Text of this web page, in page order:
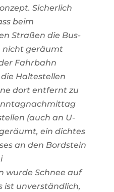
Sicherlich
beim
Straßen die Bus-
nicht geräumt
Fahrbahn
Haltestellen
dort entfernt zu
(auch an U-
ein dichtes
an den Bordstein
wurde Schnee auf
ist unverständlich,